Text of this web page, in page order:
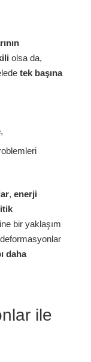
olsa da,
tek başına
,
, enerji
bir yaklaşım
daha
ile